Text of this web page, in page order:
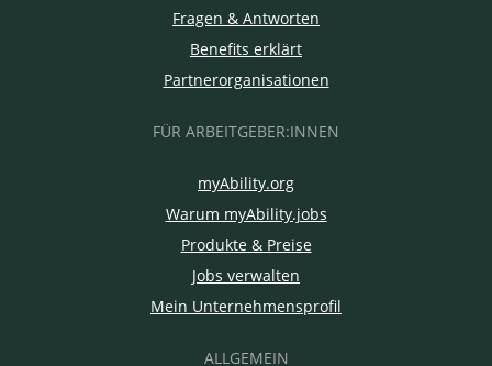
Fragen & Antworten
Benefits erklärt
Partnerorganisationen
FÜR ARBEITGEBER:INNEN
myAbility.org
Warum myAbility.jobs
Produkte & Preise
Jobs verwalten
Mein Unternehmensprofil
ALLGEMEIN